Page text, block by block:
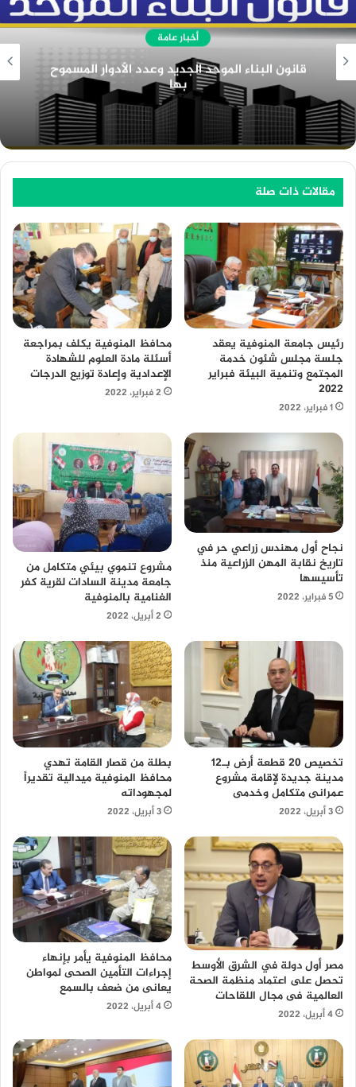
أخبار عامة
دور ادارة الموارد البشرية في المؤسسات التعليمية
مقالات ذات صلة
رئيس جامعة المنوفية يعقد
جلسة مجلس شئون خدمة
المجتمع وتنمية البيئة فبراير
٢٠٢٢
1 فبراير، 2022
محافظ المنوفية يكلف بمراجعة
أسئلة مادة العلوم للشهادة
الإعدادية وإعادة توزيع الدرجات
2 فبراير، 2022
نجاح أول مهندس زراعي حر في
تاريخ نقابة المهن الزراعية منذ
تأسيسها
5 فبراير، 2022
مشروع تنموي بيئي متكامل من
جامعة مدينة السادات لقرية كفر
الغنامية بالمنوفية
2 أبريل، 2022
تخصيص 20 قطعة أرض بـ12
مدينة جديدة لإقامة مشروع
عمرانى متكامل وخدمى
3 أبريل، 2022
بطلة من قصار القامة تهدي
محافظ المنوفية ميدالية تقديراً
لمجهوداته
3 أبريل، 2022
مصر أول دولة في الشرق الأوسط
تحصل على اعتماد منظمة الصحة
العالمية فى مجال اللقاحات
4 أبريل، 2022
محافظ المنوفية يأمر بإنهاء
إجراءات التأمين الصحى لمواطن
يعانى من ضعف بالسمع
4 أبريل، 2022